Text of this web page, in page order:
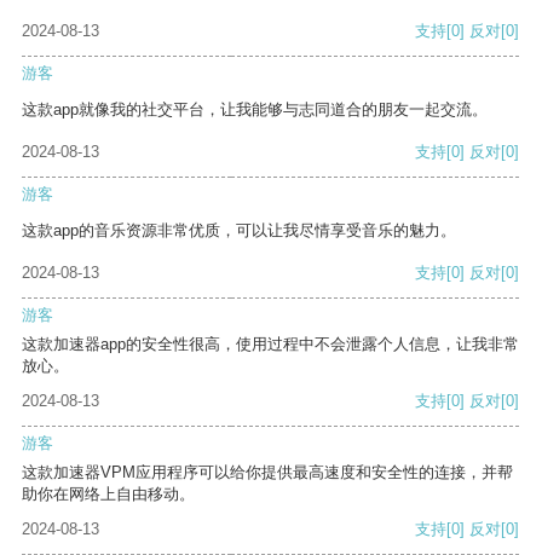
2024-08-13 支持[0] 反对[0]
游客
这款app就像我的社交平台，让我能够与志同道合的朋友一起交流。
2024-08-13 支持[0] 反对[0]
游客
这款app的音乐资源非常优质，可以让我尽情享受音乐的魅力。
2024-08-13 支持[0] 反对[0]
游客
这款加速器app的安全性很高，使用过程中不会泄露个人信息，让我非常
放心。
2024-08-13
支持[0] 反对[0]
游客
这款加速器VPM应用程序可以给你提供最高速度和安全性的连接，并帮
助你在网络上自由移动。
2024-08-13
支持[0] 反对[0]